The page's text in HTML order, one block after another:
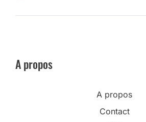
A propos
A propos
Contact